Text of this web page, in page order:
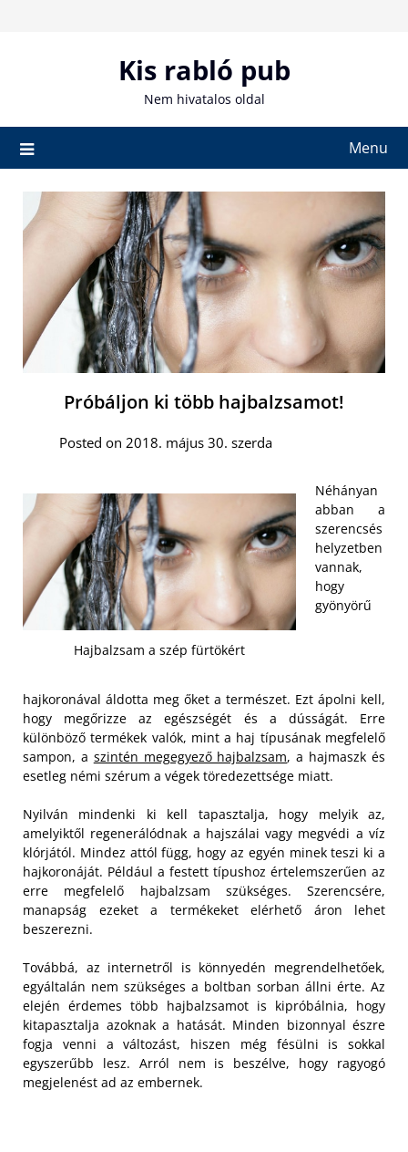
Kis rabló pub
Nem hivatalos oldal
Menu
Próbáljon ki több hajbalzsamot!
Posted on 2018. május 30. szerda
Hajbalzsam a szép fürtökért
Néhányan
abban a
szerencsés
helyzetben
vannak,
hogy
gyönyörű
hajkoronával áldotta meg őket a természet. Ezt ápolni kell,
hogy megőrizze az egészségét és a dússágát. Erre
különböző termékek valók, mint a haj típusának megfelelő
sampon, a szintén megegyező hajbalzsam, a hajmaszk és
esetleg némi szérum a végek töredezettsége miatt.
Nyilván mindenki ki kell tapasztalja, hogy melyik az,
amelyiktől regenerálódnak a hajszálai vagy megvédi a víz
klórjától. Mindez attól függ, hogy az egyén minek teszi ki a
hajkoronáját. Például a festett típushoz értelemszerűen az
erre megfelelő hajbalzsam szükséges. Szerencsére,
manapság ezeket a termékeket elérhető áron lehet
beszerezni.
Továbbá, az internetről is könnyedén megrendelhetőek,
egyáltalán nem szükséges a boltban sorban állni érte. Az
elején érdemes több hajbalzsamot is kipróbálnia, hogy
kitapasztalja azoknak a hatását. Minden bizonnyal észre
fogja venni a változást, hiszen még fésülni is sokkal
egyszerűbb lesz. Arról nem is beszélve, hogy ragyogó
megjelenést ad az embernek.